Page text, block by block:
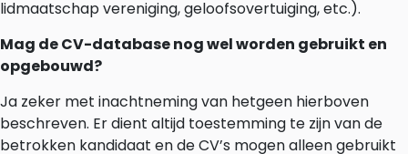
lidmaatschap vereniging, geloofsovertuiging, etc.).
Mag de CV-database nog wel worden gebruikt en
opgebouwd?
Ja zeker met inachtneming van hetgeen hierboven
beschreven. Er dient altijd toestemming te zijn van de
betrokken kandidaat en de CV’s mogen alleen gebruikt